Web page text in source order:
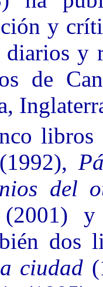
y
y
de
(1992),
del
(2001)
dos
ciudad